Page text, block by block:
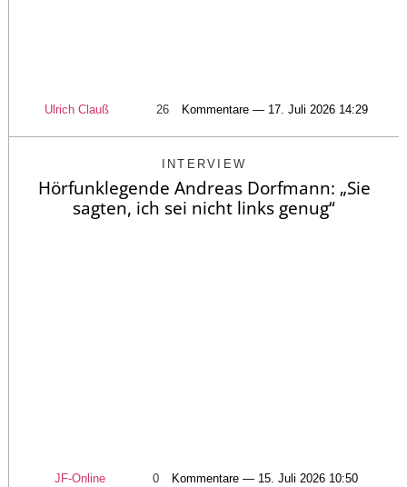
Ulrich Clauß 26 Kommentare — 17. Juli 2026 14:29
INTERVIEW
Hörfunklegende Andreas Dorfmann: „Sie
sagten, ich sei nicht links genug“
JF-Online 0 Kommentare — 15. Juli 2026 10:50